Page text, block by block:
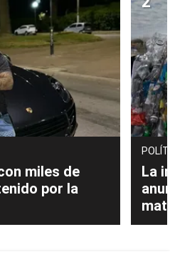
miles de
por la
La